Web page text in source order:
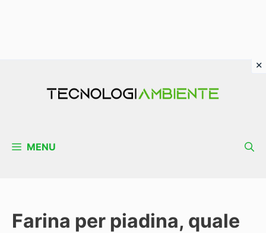
MENU
Farina per piadina, quale